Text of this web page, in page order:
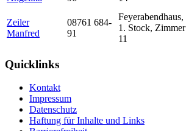
Zeiler
Manfred
08761 684-
91
Feyerabendhaus,
1. Stock, Zimmer
11
Quicklinks
Kontakt
Impressum
Datenschutz
Haftung für Inhalte und Links